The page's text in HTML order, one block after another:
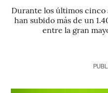
Durante los últimos cinco
han subido más de un
entre la gran